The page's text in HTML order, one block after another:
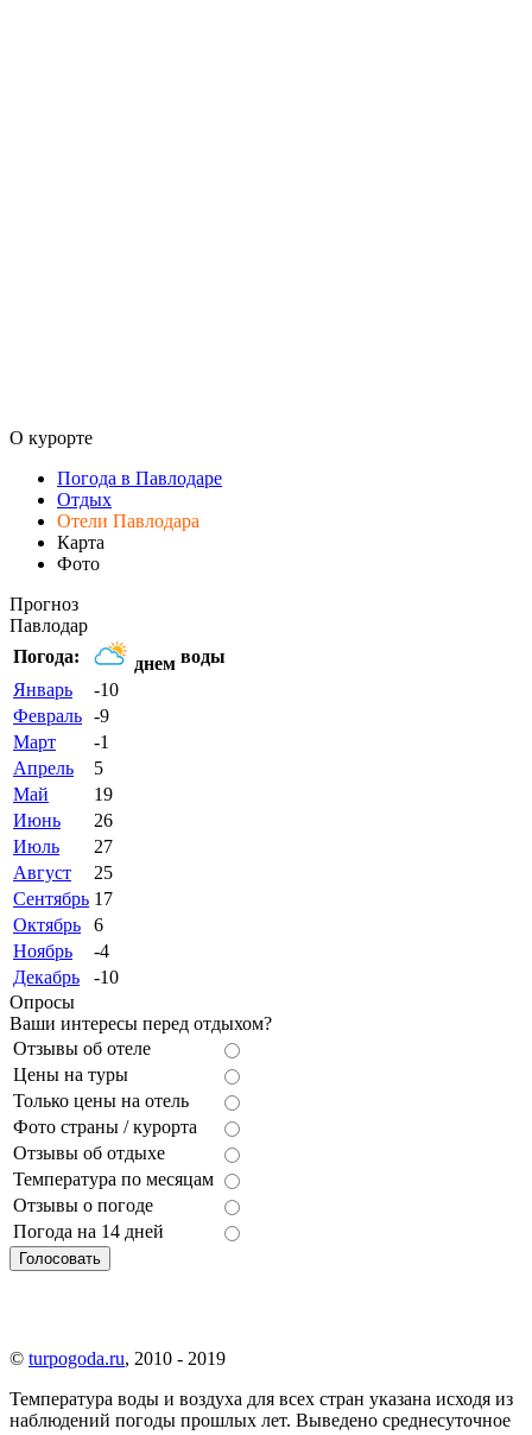
О курорте
Погода в Павлодаре
Отдых
Отели Павлодара
Карта
Фото
Прогноз
Павлодар
Погода:
днем воды
Январь
-10
Февраль -9
Март
-1
Апрель
5
Май
19
Июнь
26
Июль
27
Август
25
Сентябрь 17
Октябрь
6
Ноябрь
-4
Декабрь
-10
Опросы
Ваши интересы перед отдыхом?
Отзывы об отеле
Цены на туры
Только цены на отель
Фото страны / курорта
Отзывы об отдыхе
Температура по месяцам
Отзывы о погоде
Погода на 14 дней
© turpogoda.ru, 2010 - 2019
Температура воды и воздуха для всех стран указана исходя из
наблюдений погоды прошлых лет. Выведено среднесуточное